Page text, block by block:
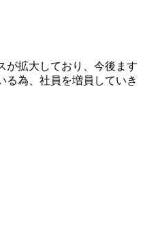
が拡大しており、今後ます
る為、社員を増員していき